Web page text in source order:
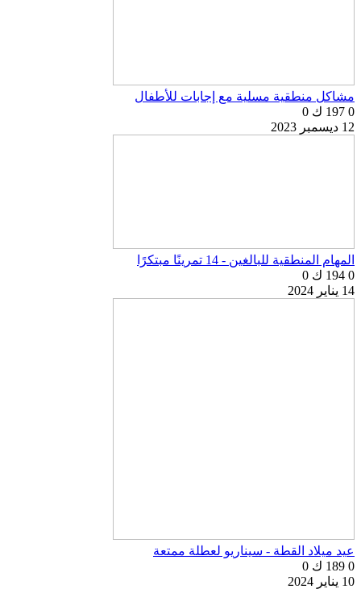
مشاكل منطقية مسلية مع إجابات للأطفال
0 197 ك
0
12 ديسمبر 2023
المهام المنطقية للبالغين - 14 تمرينًا مبتكرًا
0 194 ك
0
14 يناير 2024
عيد ميلاد القطة - سيناريو لعطلة ممتعة
0 189 ك
0
10 يناير 2024